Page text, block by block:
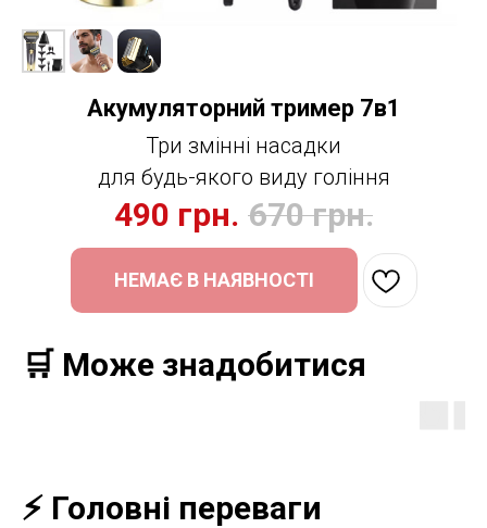
Акумуляторний тример 7в1
Три змінні насадки
для будь-якого виду гоління
490 грн. 670 грн.
НЕМАЄ В НАЯВНОСТІ
🛒 Може знадобитися
⚡️ Головні переваги